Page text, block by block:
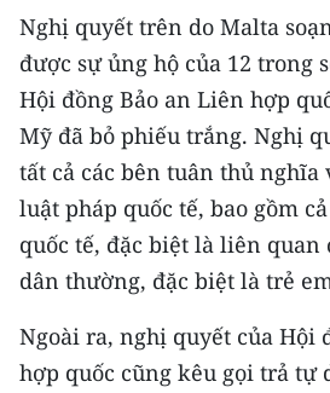
Media Pháp luật
Media Du lịch
Media Thế giới
Media Thể thao
Media Giáo dục
Media Khoa học - Công nghệ
Nghị quyết trên do Malta
được sự ủng hộ của 12 trong
Hội đồng Bảo an Liên hợp
Mỹ đã bỏ phiếu trắng. Nghị
tất cả các bên tuân thủ nghĩa
luật pháp quốc tế, bao gồm
quốc tế, đặc biệt là liên quan
dân thường, đặc biệt là trẻ
Ngoài ra, nghị quyết của Hội
hợp quốc cũng kêu gọi trả tự